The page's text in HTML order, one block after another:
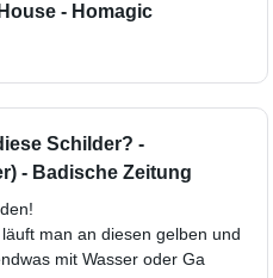
- Homagic
Schilder? -
- Badische Zeitung
man an diesen gelben und
mit Wasser oder Ga